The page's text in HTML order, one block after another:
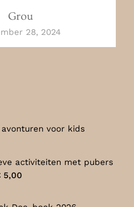
Grou
28, 2024
voor kids
activiteiten met pubers
5,00